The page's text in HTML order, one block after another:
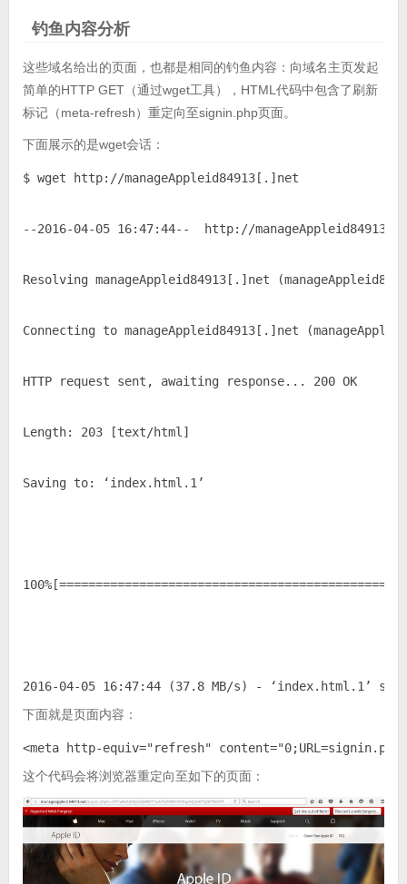
钓鱼内容分析
这些域名给出的页面，也都是相同的钓鱼内容：向域名主页发起
简单的HTTP GET（通过wget工具），HTML代码中包含了刷新
标记（meta-refresh）重定向至signin.php页面。
下面展示的是wget会话：
$ wget http: //manageAppleid84913[.]net
- -2016-04-05 16:47:44--  http: //
Resolving manageAppleid84913[.]net
Connecting to manageAppleid84913[.]net
HTTP request sent, awaiting response... 200 OK
Length: 203 [text/html]
Saving to: ‘index.html .1 ’
100
2016-04-05 16:47:44 (37.8 MB/s) - ‘index.html .1 ’
下面就是页面内容：
<meta http-equiv="refresh" content="0
这个代码会将浏览器重定向至如下的页面：